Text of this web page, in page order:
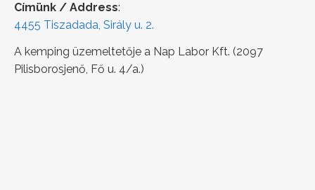
Címünk / Address:
4455 Tiszadada, Sirály u. 2.
A kemping üzemeltetője a Nap Labor Kft. (2097
Pilisborosjenő, Fő u. 4/a.)